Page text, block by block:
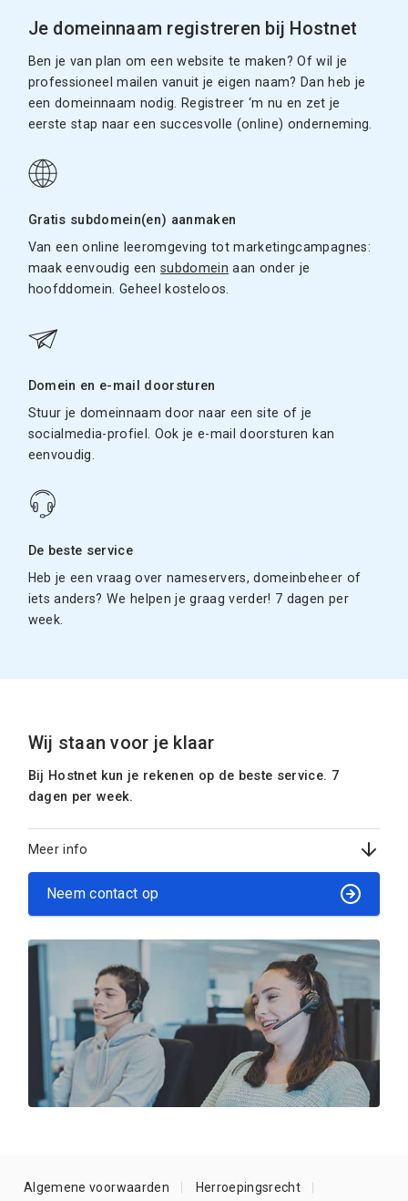
Je domeinnaam registreren bij Hostnet
Ben je van plan om een website te maken? Of wil je
professioneel mailen vanuit je eigen naam? Dan heb je
een domeinnaam nodig. Registreer ‘m nu en zet je
eerste stap naar een succesvolle (online) onderneming.
Gratis subdomein(en) aanmaken
Van een online leeromgeving tot marketingcampagnes:
maak eenvoudig eensubdomein aan onder je
hoofddomein. Geheel kosteloos.
Domein en e-mail doorsturen
Stuur je domeinnaam door naar een site of je
socialmedia-profiel. Ook je e-mail doorsturen kan
eenvoudig.
De beste service
Heb je een vraag over nameservers, domeinbeheer of
iets anders? We helpen je graag verder! 7 dagen per
week.
Wij staan voor je klaar
Bij Hostnet kun je rekenen op de beste service. 7
dagen per week.
Meer info
Neem contact op
Algemene voorwaarden Herroepingsrecht